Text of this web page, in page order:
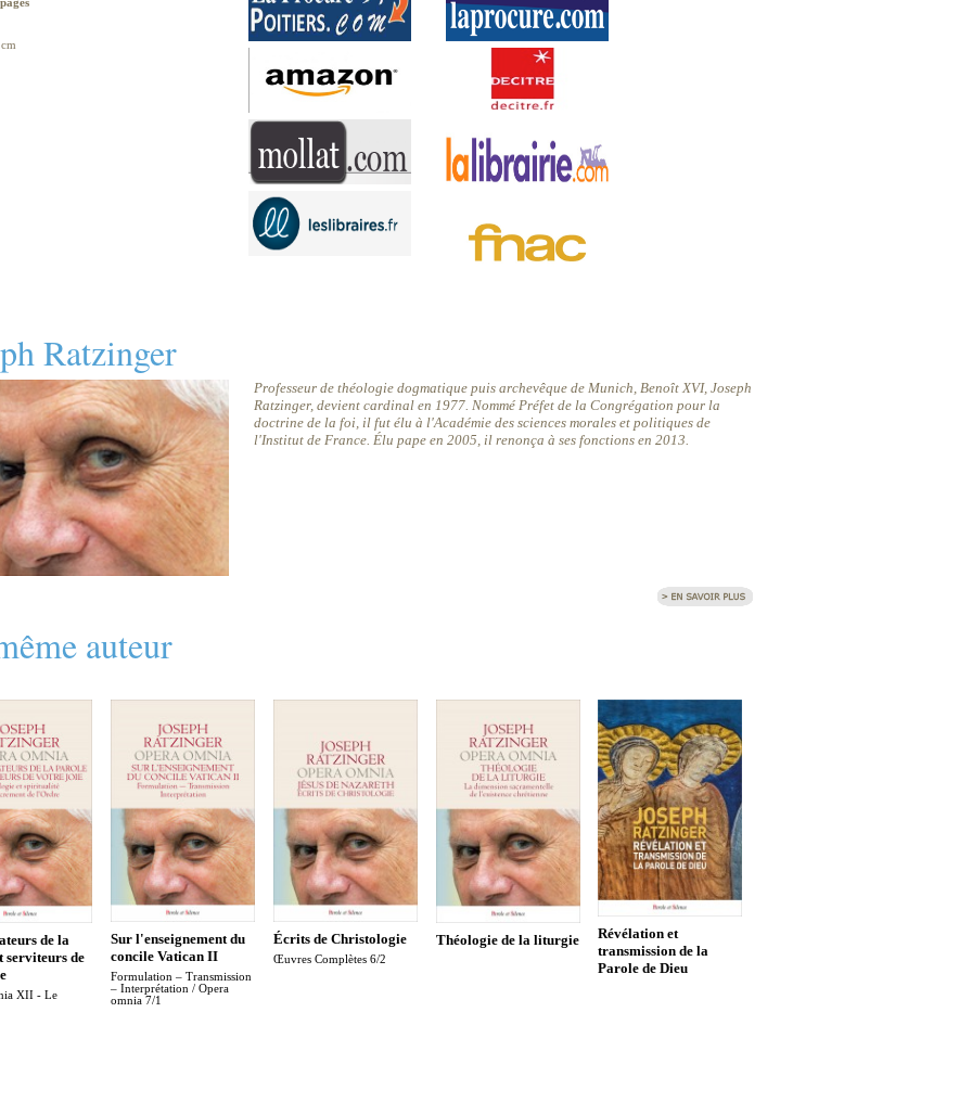
Ratzinger
Professeur de théologie dogmatique puis archevêque de Munich, Benoît XVI, Joseph
Ratzinger, devient cardinal en 1977. Nommé Préfet de la Congrégation pour la
doctrine de la foi, il fut élu à l'Académie des sciences morales et politiques de
l'Institut de France. Élu pape en 2005, il renonça à ses fonctions en 2013.
auteur
de la
serviteurs de
XII - Le
Sur l'enseignement du
concile Vatican II
Formulation – Transmission
– Interprétation / Opera
omnia 7/1
Écrits de Christologie
Œuvres Complètes 6/2
Théologie de la liturgie
Révélation et
transmission de la
Parole de Dieu